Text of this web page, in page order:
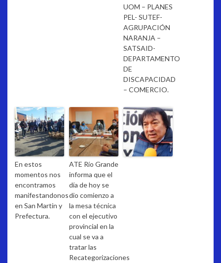
UOM – PLANES
PEL- SUTEF-
AGRUPACIÓN
NARANJA –
SATSAID-
DEPARTAMENTO
DE
DISCAPACIDAD
– COMERCIO.
En estos
momentos nos
encontramos
manifestandonos
en San Martin y
Prefectura.
ATE Río Grande
informa que el
día de hoy se
dio comienzo a
la mesa técnica
con el ejecutivo
provincial en la
cual se va a
tratar las
Recategorizaciones